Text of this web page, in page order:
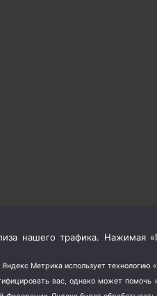
нашего трафика. Нажимая
Метрика использует технологию
вас, однако может помочь